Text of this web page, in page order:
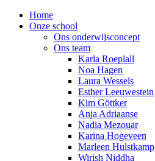
Home
Onze school
Ons onderwijsconcept
Ons team
Karla Roeplall
Noa Hagen
Laura Wessels
Esther Leeuwestein
Kim Göttker
Anja Adriaanse
Nadia Mezouar
Karina Hogeveen
Marleen Hulstkamp
Wirish Niddha